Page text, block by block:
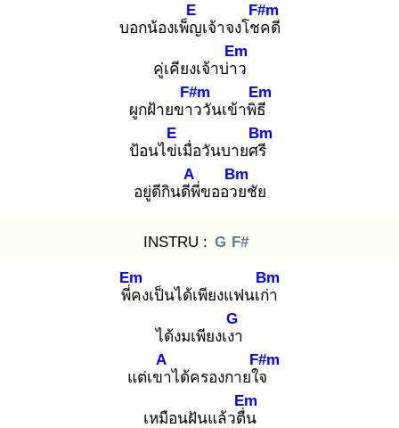
บอกน้องเพ็ญ
E
เจ้าจงโชค
F#m
ดี
คู่เคียงเจ้าบ่าว
Em
ผูกฝ้ายขาว
F#m
วันเข้าพิธี
Em
ป้อนไข่เ
E
มื่อวันบายศรี
Bm
อยู่ดีกินดีพี่
A
ขออวย
Bm
ชัย
INSTRU : G F#
พี่ค
Em
งเป็นได้เพียงแฟนเก่า
Bm
ได้งมเพียงเงา
G
แต่เขา
A
ได้ครองกายใจ
F#m
เหมือนฝันแล้วตื่น
Em